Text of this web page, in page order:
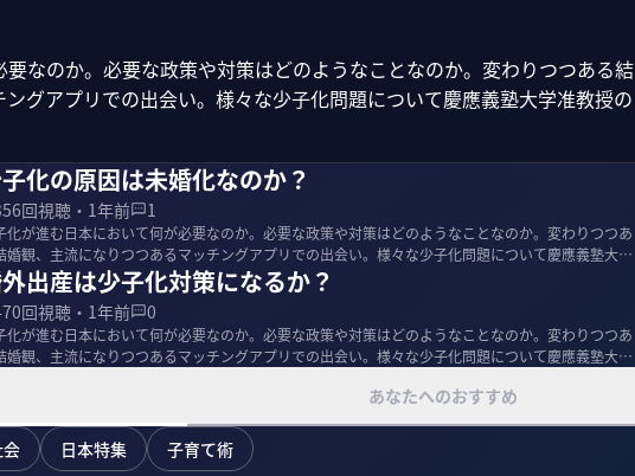
なのか。必要な政策や対策はどのようなことなのか。変わりつつある結
グアプリでの出会い。様々な少子化問題について慶應義塾大学准教授の
化の原因は未婚化なのか？
回視聴・ 1年前 1
化が進む日本において何が必要なのか。必要な政策や対策はどのようなことなのか。変わりつつあ
婚観、主流になりつつあるマッチングアプリでの出会い。様々な少子化問題について慶應義塾大学
授の阪井裕一...
出産は少子化対策になるか？
回視聴・ 1年前 0
化が進む日本において何が必要なのか。必要な政策や対策はどのようなことなのか。変わりつつあ
婚観、主流になりつつあるマッチングアプリでの出会い。様々な少子化問題について慶應義塾大学
あなたへのおすすめ
日本特集 子育て術